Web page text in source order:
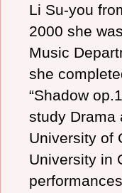
Li Su-you
2000 she
Music
she
“Shadow
study Drama
University of
University in